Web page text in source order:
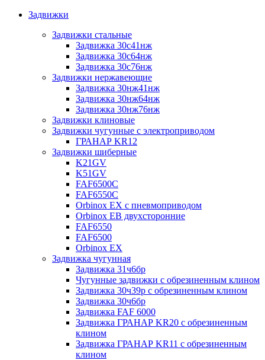
Задвижки
Задвижки стальные
Задвижка 30с41нж
Задвижка 30с64нж
Задвижка 30с76нж
Задвижки нержавеющие
Задвижка 30нж41нж
Задвижка 30нж64нж
Задвижка 30нж76нж
Задвижки клиновые
Задвижки чугунные с электроприводом
ГРАНАР KR12
Задвижки шиберные
K21GV
K51GV
FAF6500C
FAF6550С
Orbinox EX с пневмоприводом
Orbinox EB двухсторонние
FAF6550
FAF6500
Orbinox EX
Задвижка чугунная
Задвижка 31ч6бр
Чугунные задвижки с обрезиненным клином
Задвижка 30ч39р с обрезиненным клином
Задвижка 30ч6бр
Задвижка FAF 6000
Задвижка ГРАНАР KR20 с обрезиненным
клином
Задвижка ГРАНАР KR11 с обрезиненным
клином